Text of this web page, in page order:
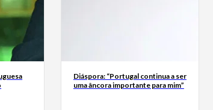
Diáspora: “Portugal continua a ser
uma âncora importante para mim”